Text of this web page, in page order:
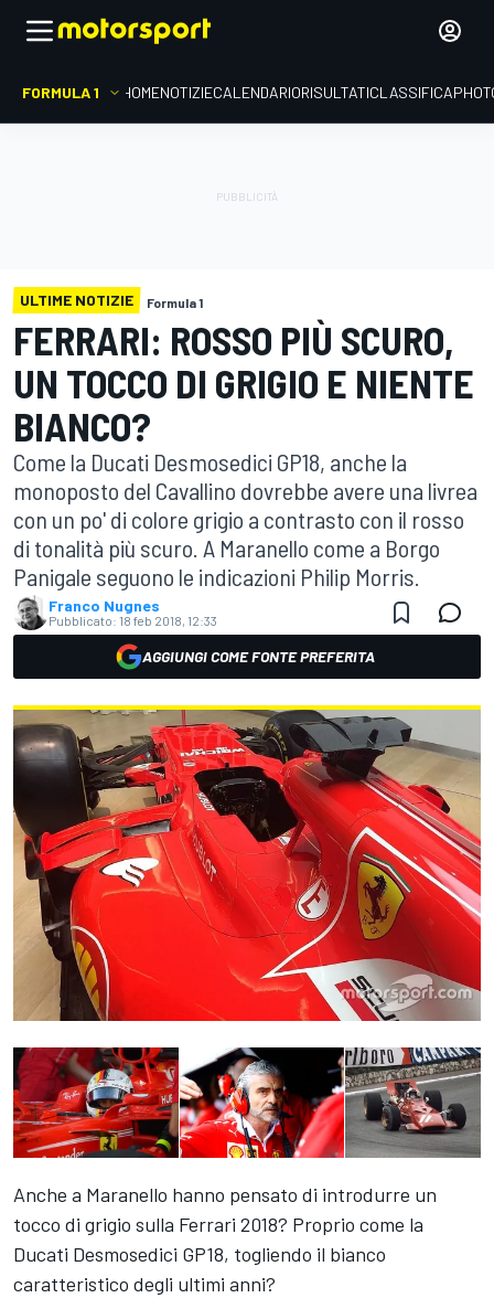
FORMULA 1 HOMENOTIZIECALENDARIORISULTATICLASSIFICA
ULTIME NOTIZIE Formula 1
FERRARI: ROSSO PIÙ SCURO,
UN TOCCO DI GRIGIO E NIENTE
BIANCO?
Come la Ducati Desmosedici GP18, anche la
monoposto del Cavallino dovrebbe avere una livrea
con un po' di colore grigio a contrasto con il rosso
di tonalità più scuro. A Maranello come a Borgo
Panigale seguono le indicazioni Philip Morris.
Franco Nugnes
Pubblicato: 18 feb 2018, 12:33
AGGIUNGI COME FONTE PREFERITA
Anche a Maranello hanno pensato di introdurre un
tocco di grigio sulla Ferrari 2018? Proprio come la
Ducati Desmosedici GP18, togliendo il bianco
caratteristico degli ultimi anni?